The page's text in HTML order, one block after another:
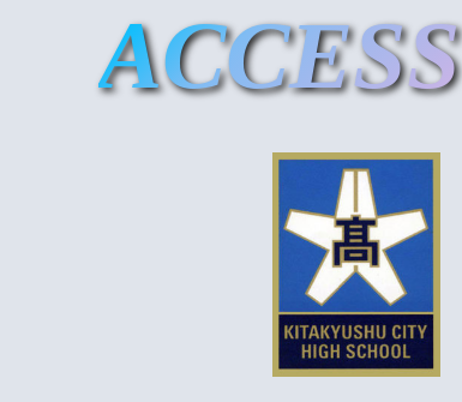
ACCESS